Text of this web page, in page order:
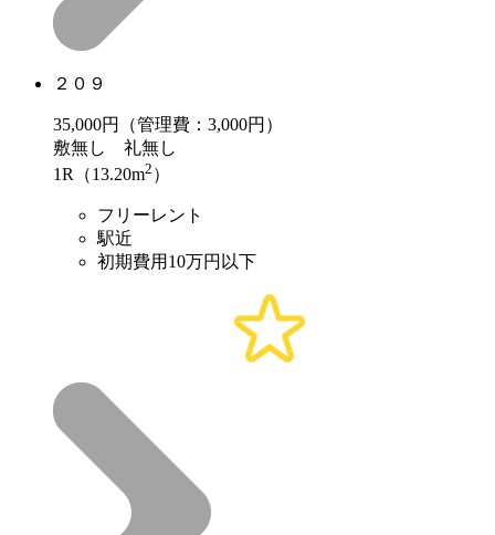
２０９
35,000円（管理費：3,000円）
敷無し 礼無し
1R（13.20m2 ）
フリーレント
駅近
初期費用10万円以下